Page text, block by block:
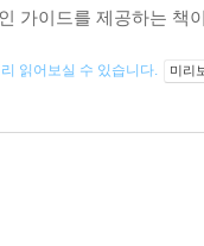
가이드를 제공하는 책
읽어보실 수 있습니다. 미리